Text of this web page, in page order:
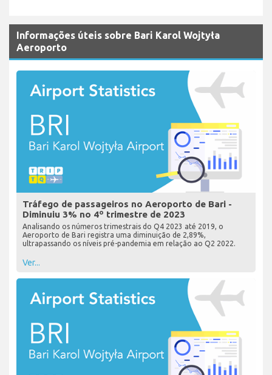
Informações úteis sobre Bari Karol Wojtyła
Aeroporto
Tráfego de passageiros no Aeroporto de Bari -
Diminuiu 3% no 4º trimestre de 2023
Analisando os números trimestrais do Q4 2023 até 2019, o
Aeroporto de Bari registra uma diminuição de 2,89%,
ultrapassando os níveis pré-pandemia em relação ao Q2 2022.
Ver...